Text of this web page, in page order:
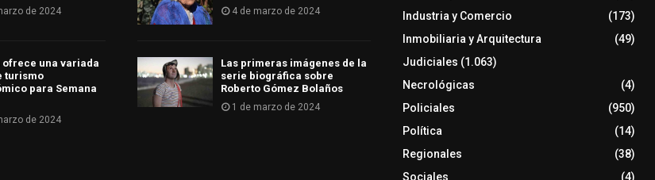
de 2024
ofrece una variada
turismo
para Semana
de 2024
4 de marzo de 2024
Las primeras imágenes de la
serie biográfica sobre
Roberto Gómez Bolaños
1 de marzo de 2024
Industria y Comercio
(173)
Inmobiliaria y Arquitectura
(49)
Judiciales (1.063)
Necrológicas
(4)
Policiales
(950)
Política
(14)
Regionales
(38)
Sociales
(4)